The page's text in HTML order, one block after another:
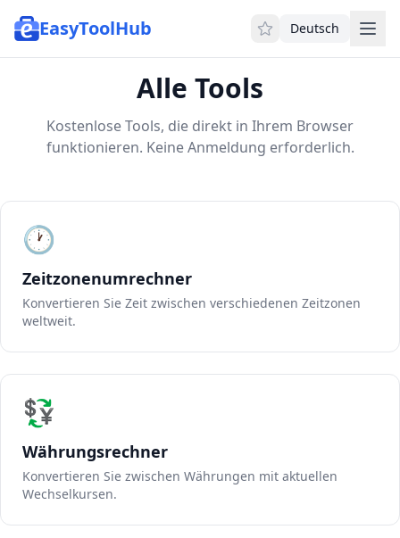
EasyToolHub Deutsch
Alle Tools
Kostenlose Tools, die direkt in Ihrem Browser
funktionieren. Keine Anmeldung erforderlich.
🕐
Zeitzonenumrechner
Konvertieren Sie Zeit zwischen verschiedenen Zeitzonen
weltweit.
💱
Währungsrechner
Konvertieren Sie zwischen Währungen mit aktuellen
Wechselkursen.